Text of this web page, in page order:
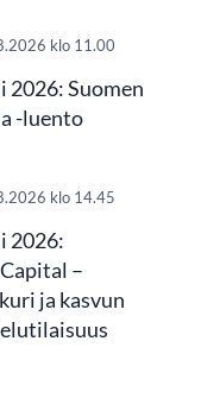
klo 11.00
2026: Suomen
-luento
klo 14.45
2026:
–
ja kasvun